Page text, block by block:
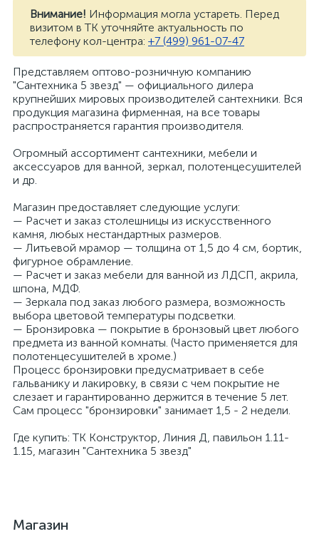
Внимание! Информация могла устареть. Перед
визитом в ТК уточняйте актуальность по
телефону кол-центра: +7 (499) 961-07-47
Представляем оптово-розничную компанию
"Сантехника 5 звезд" — официального дилера
крупнейших мировых производителей сантехники. Вся
продукция магазина фирменная, на все товары
распространяется гарантия производителя.
Огромный ассортимент сантехники, мебели и
аксессуаров для ванной, зеркал, полотенцесушителей
и др.
Магазин предоставляет следующие услуги:
— Расчет и заказ столешницы из искусственного
камня, любых нестандартных размеров.
— Литьевой мрамор — толщина от 1,5 до 4 см, бортик,
фигурное обрамление.
— Расчет и заказ мебели для ванной из ЛДСП, акрила,
шпона, МДФ.
— Зеркала под заказ любого размера, возможность
выбора цветовой температуры подсветки.
— Бронзировка — покрытие в бронзовый цвет любого
предмета из ванной комнаты. (Часто применяется для
полотенцесушителей в хроме.)
Процесс бронзировки предусматривает в себе
гальванику и лакировку, в связи с чем покрытие не
слезает и гарантированно держится в течение 5 лет.
Сам процесс "бронзировки" занимает 1,5 - 2 недели.
Где купить: ТК Конструктор, Линия Д, павильон 1.11-
1.15, магазин "Сантехника 5 звезд"
Магазин